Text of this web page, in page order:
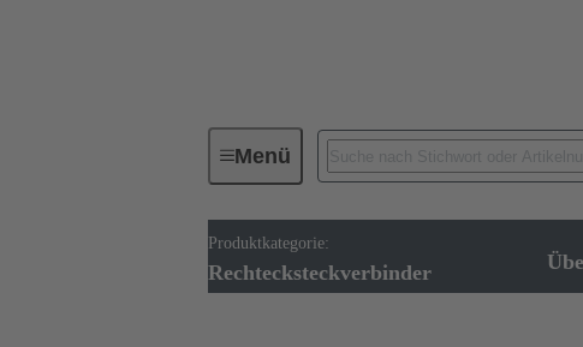
Menü
Produktkategorie:
Rechtecksteckverbinder
Industrie-Steckverbinder / Han®